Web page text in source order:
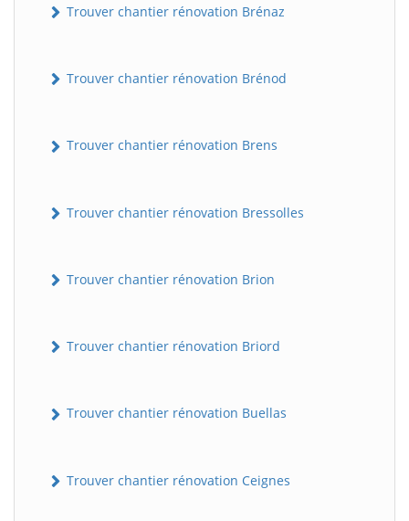
Trouver chantier rénovation Brénaz
Trouver chantier rénovation Brénod
Trouver chantier rénovation Brens
Trouver chantier rénovation Bressolles
Trouver chantier rénovation Brion
Trouver chantier rénovation Briord
Trouver chantier rénovation Buellas
Trouver chantier rénovation Ceignes